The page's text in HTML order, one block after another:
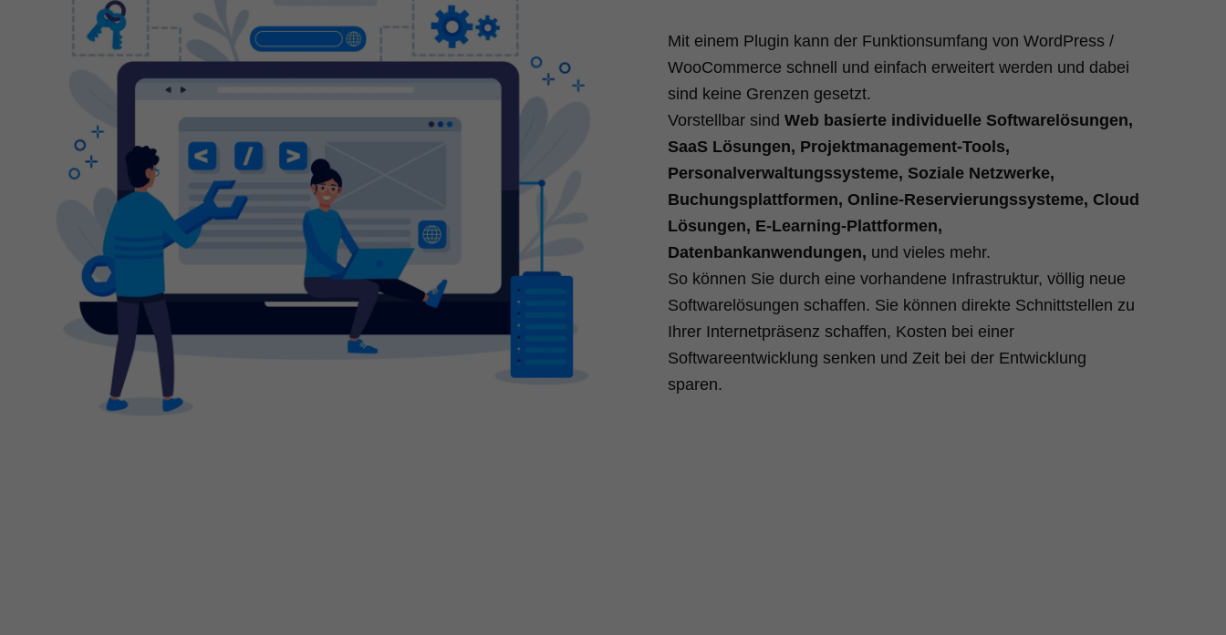
Mit einem Plugin kann der Funktionsumfang von WordPress /
WooCommerce schnell und einfach erweitert werden und dabei
sind keine Grenzen gesetzt.
Vorstellbar sind Web basierte individuelle Softwarelösungen,
SaaS Lösungen, Projektmanagement-Tools,
Personalverwaltungssysteme, Soziale Netzwerke,
Buchungsplattformen, Online-Reservierungssysteme, Cloud
Lösungen, E-Learning-Plattformen,
Datenbankanwendungen, und vieles mehr.
So können Sie durch eine vorhandene Infrastruktur, völlig neue
Softwarelösungen schaffen. Sie können direkte Schnittstellen zu
Ihrer Internetpräsenz schaffen, Kosten bei einer
Softwareentwicklung senken und Zeit bei der Entwicklung
sparen.